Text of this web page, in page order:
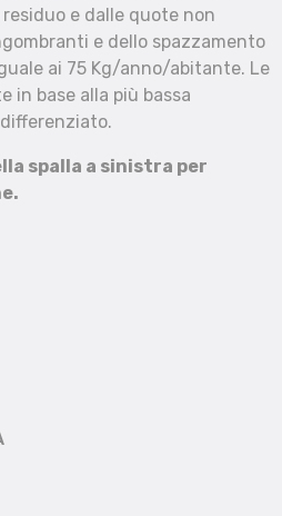
e dalle quote non
e dello spazzamento
ai 75 Kg/anno/abitante. Le
in base alla più bassa
spalla a sinistra per